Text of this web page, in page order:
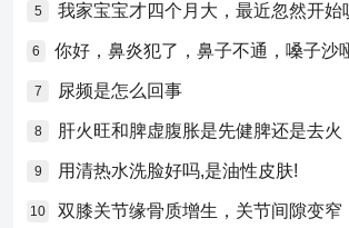
5 我家宝宝才四个月大，最近忽然开始
6
7 尿频是怎么回事
8 肝火旺和脾虚腹胀是先健脾还是去火
9 用清热水洗脸好吗,是油性皮肤!
10 双膝关节缘骨质增生，关节间隙变窄